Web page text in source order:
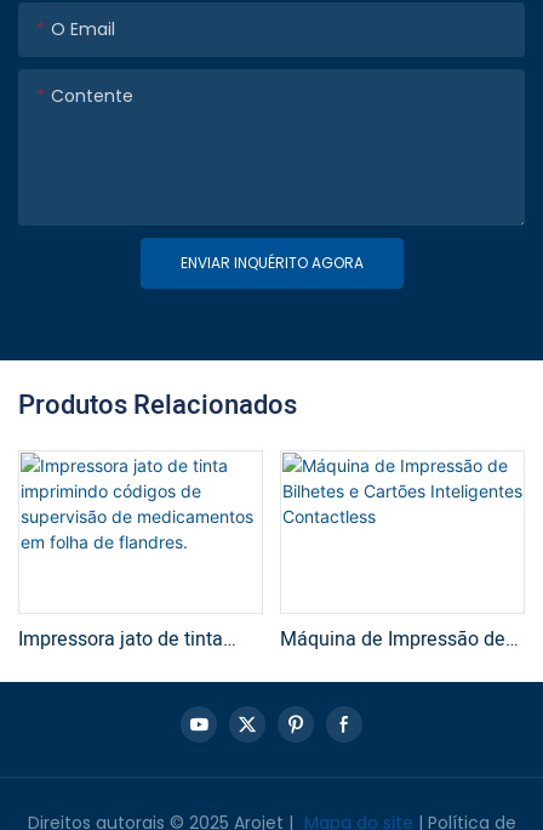
O Email
Contente
ENVIAR INQUÉRITO AGORA
Produtos Relacionados
Impressora jato de tinta
medicamentos em folha de
Máquina de Impressão de
Direitos autorais © 2025 Arojet | Mapa do site | Política de